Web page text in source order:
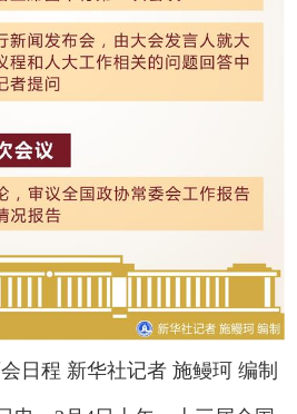
程 新华社记者 施鳗珂 编制